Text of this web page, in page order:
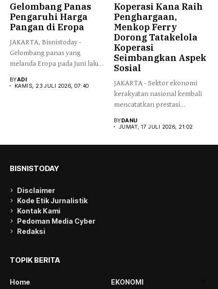
Gelombang Panas
Pengaruhi Harga
Pangan di Eropa
JAKARTA, Bisnistoday -
Gelombang panas yang
melanda Eropa pada Juni lalu
BYADI
KAMIS, 23 JULI 2026, 07:40
Koperasi Kana Raih
Penghargaan,
Menkop Ferry
Dorong Tatakelola
Koperasi
Seimbangkan Aspek
Sosial
JAKARTA - Sektor ekonomi
kerakyatan nasional kembali
mencatatkan prestasi
BYDANU
JUMAT, 17 JULI 2026, 21:02
BISNISTODAY
Disclaimer
Kode Etik Jurnalistik
Kontak Kami
Pedoman Media Cyber
Redaksi
TOPIK BERITA
Home
EKONOMI